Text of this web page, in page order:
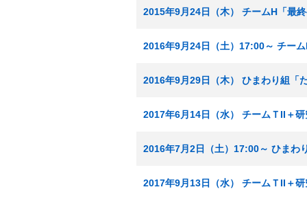
2015年9月24日（木） チームH「最
2016年9月24日（土）17:00～ チー
2016年9月29日（木） ひまわり組「
2017年6月14日（水） チームＴII＋
2016年7月2日（土）17:00～ ひまわ
2017年9月13日（水） チームＴII＋